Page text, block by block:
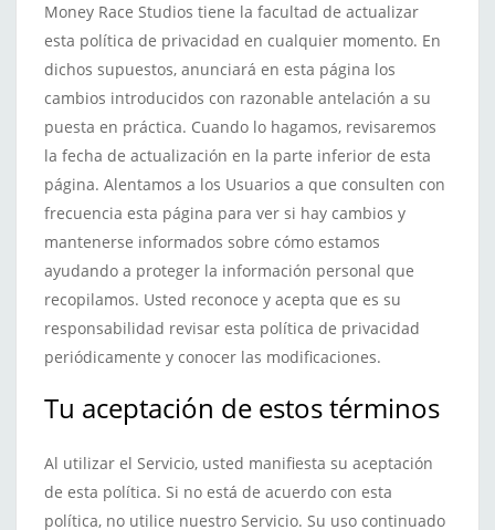
Money Race Studios tiene la facultad de actualizar
esta política de privacidad en cualquier momento. En
dichos supuestos, anunciará en esta página los
cambios introducidos con razonable antelación a su
puesta en práctica. Cuando lo hagamos, revisaremos
la fecha de actualización en la parte inferior de esta
página. Alentamos a los Usuarios a que consulten con
frecuencia esta página para ver si hay cambios y
mantenerse informados sobre cómo estamos
ayudando a proteger la información personal que
recopilamos. Usted reconoce y acepta que es su
responsabilidad revisar esta política de privacidad
periódicamente y conocer las modificaciones.
Tu aceptación de estos términos
Al utilizar el Servicio, usted manifiesta su aceptación
de esta política. Si no está de acuerdo con esta
política, no utilice nuestro Servicio. Su uso continuado